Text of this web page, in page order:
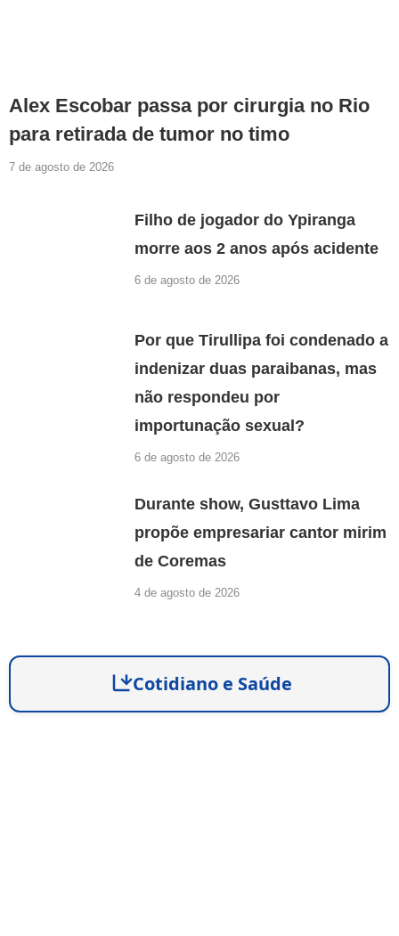
Alex Escobar passa por cirurgia no Rio
para retirada de tumor no timo
7 de agosto de 2026
Filho de jogador do Ypiranga
morre aos 2 anos após acidente
6 de agosto de 2026
Por que Tirullipa foi condenado a
indenizar duas paraibanas, mas
não respondeu por
importunação sexual?
6 de agosto de 2026
Durante show, Gusttavo Lima
propõe empresariar cantor mirim
de Coremas
4 de agosto de 2026
Cotidiano e Saúde